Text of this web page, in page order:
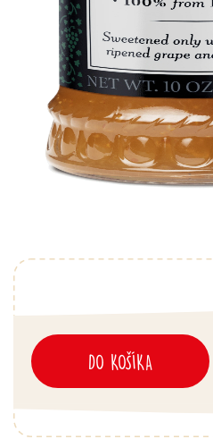
DO KOŠÍKA